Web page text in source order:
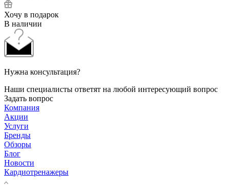
Хочу в подарок
В наличии
Нужна консультация?
Наши специалисты ответят на любой интересующий вопрос
Задать вопрос
Компания
Акции
Услуги
Бренды
Обзоры
Блог
Новости
Кардиотренажеры